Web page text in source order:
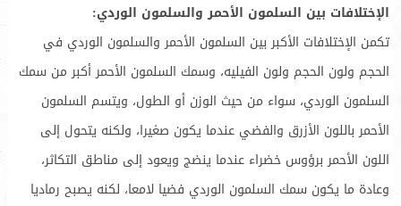
الإختلافات بين السلمون الأحمر والسلمون الوردي:
تكمن الإختلافات الأكبر بين السلمون الأحمر والسلمون الوردي في
الحجم ولون الحجم ولون الفيليه، وسمك السلمون الأحمر أكبر من سمك
السلمون الوردي، سواء من حيث الوزن أو الطول، ويتسم السلمون
الأحمر باللون الأزرق والفضي عندما يكون صغيرا، ولكنه يتحول إلى
اللون الأحمر برؤوس خضراء عندما ينضج ويعود إلى مناطق التكاثر،
وعادة ما يكون سمك السلمون الوردي فضيا لامعا، لكنه يصبح رماديا